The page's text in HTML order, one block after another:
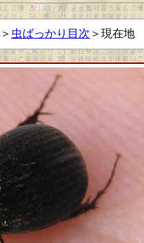
＞ 虫ばっかり目次 ＞現在地